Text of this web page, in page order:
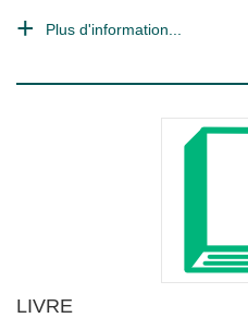
Plus d'information...
LIVRE